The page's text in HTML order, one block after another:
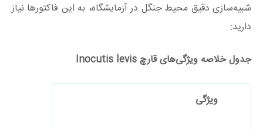
شبیه‌سازی دقیق محیط جنگل در آزمایشگاه، به این فاکتورها نیاز
دارید:
جدول خلاصه ویژگی‌های قارچInocutis levis
ویژگی